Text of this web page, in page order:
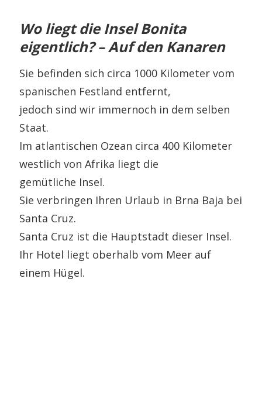
Wo liegt die Insel Bonita
eigentlich? – Auf den Kanaren
Sie befinden sich circa 1000 Kilometer vom
spanischen Festland entfernt,
jedoch sind wir immernoch in dem selben
Staat.
Im atlantischen Ozean circa 400 Kilometer
westlich von Afrika liegt die
gemütliche Insel.
Sie verbringen Ihren Urlaub in Brna Baja bei
Santa Cruz.
Santa Cruz ist die Hauptstadt dieser Insel.
Ihr Hotel liegt oberhalb vom Meer auf
einem Hügel.